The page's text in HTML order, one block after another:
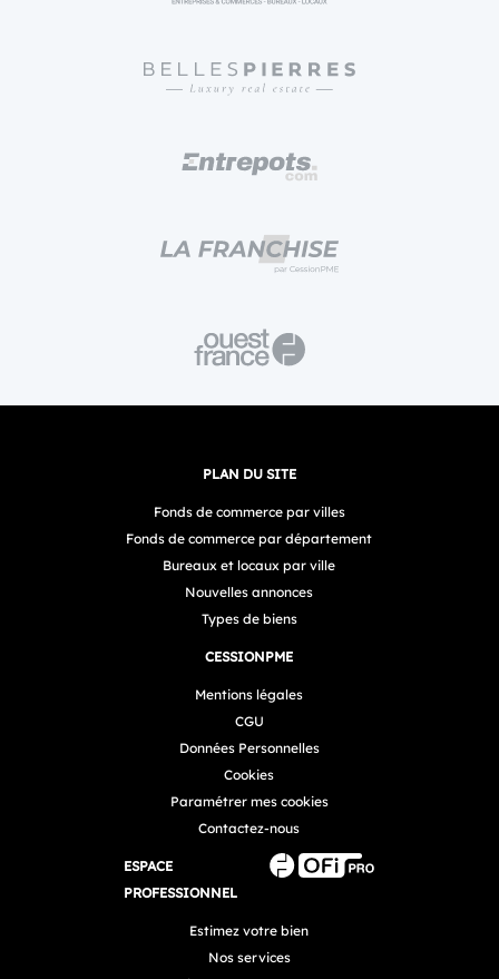
PLAN DU SITE
Fonds de commerce par villes
Fonds de commerce par département
Bureaux et locaux par ville
Nouvelles annonces
Types de biens
CESSIONPME
Mentions légales
CGU
Données Personnelles
Cookies
Paramétrer mes cookies
Contactez-nous
ESPACE
PROFESSIONNEL
Estimez votre bien
Nos services